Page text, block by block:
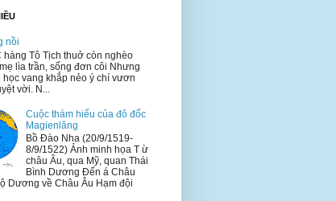
nồi
hàng Tô Tịch thuở còn nghèo
lìa trần, sống đơn côi Nhưng
học vang khắp nẻo ý chí vươn
vời. N...
Cuộc thám hiểu của đô đốc
Magienlăng
Bồ Đào Nha (20/9/1519-
8/9/1522) Ảnh minh họa T ừ
châu Âu, qua Mỹ, quan Thái
Bình Dương Đến á Châu
Dương về Châu Âu Hạm đội